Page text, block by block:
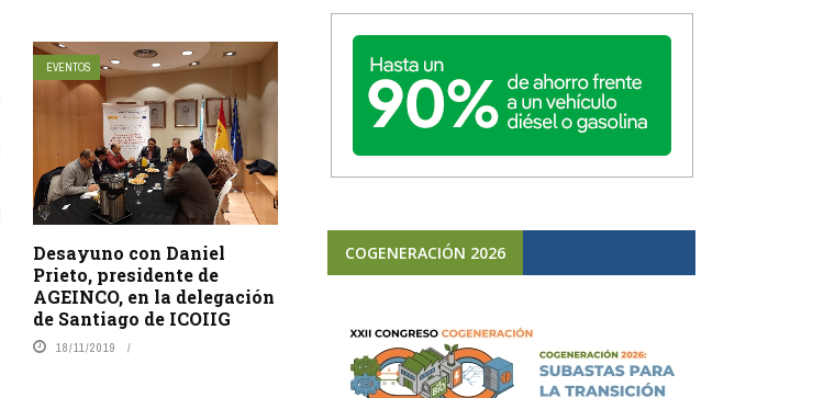
EVENTOS
Desayuno con Daniel
Prieto, presidente de
AGEINCO, en la delegación
de Santiago de ICOIIG
18/11/2019
COGENERACIÓN 2026